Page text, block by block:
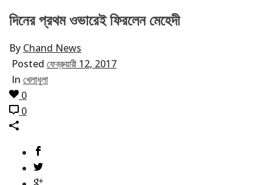
দিনের প্রথম ওভারেই ফিরলেন মেহেদী
By Chand News
Posted ফেব্রুয়ারী 12, 2017
In খেলাধুলা
0
0